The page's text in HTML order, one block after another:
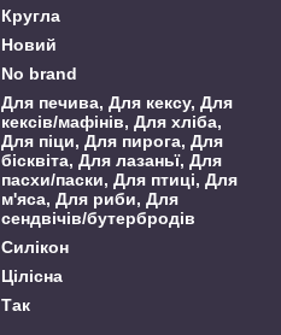
Кругла
Новий
No brand
Для печива, Для кексу, Для
кексів/мафінів, Для хліба,
Для піци, Для пирога, Для
бісквіта, Для лазаньї, Для
пасхи/паски, Для птиці, Для
м'яса, Для риби, Для
сендвічів/бутербродів
Силікон
Цілісна
Так